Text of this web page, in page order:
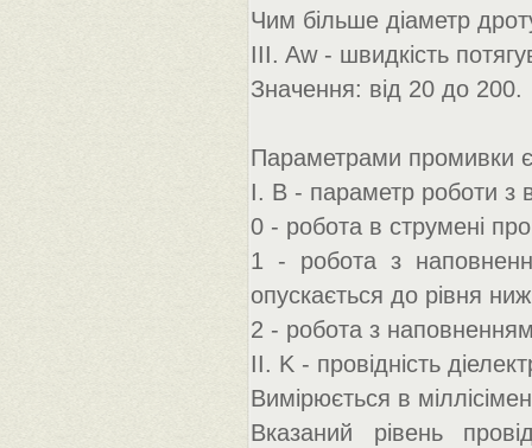
Чим більше діаметр
III. Aw - швидкість
Значення: від 20 до 200.
Параметрами промивки
I. B - параметр роботи з
0 - робота в струмені
1 - робота з
опускається до рівня
2 - робота з
II. K - провідність
Вимірюється в
Вказаний рівень